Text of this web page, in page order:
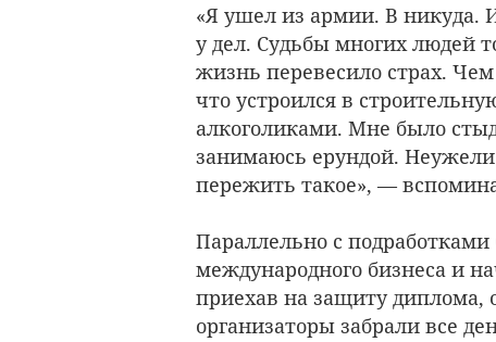
«Я ушел из армии. В никуда.
у дел. Судьбы многих людей
жизнь перевесило страх.
что устроился в
алкоголиками. Мне было
занимаюсь ерундой.
пережить такое», —
Параллельно с
международного бизнеса и
приехав на защиту диплома,
организаторы забрали все